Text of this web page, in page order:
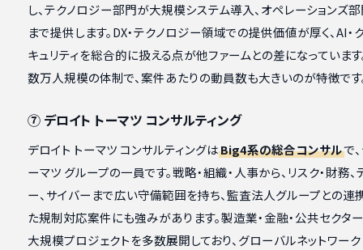
し、テクノロジー部門が大規模システム導入、オペレーションズ
まで提供します。DX・テクノロジー領域での提供価値が厚く、AI・
キュリティを総合的に扱える点が他ファームとの差になっていま
数万人規模の体制で、案件あたりの動員数も大きいのが特徴です
⑦ デロイト トーマツ コンサルティング
デロイト トーマツ コンサルティングはBig4系の総合コンサルで
ーマツ グループの一員です。戦略・組織・人事から、リスク・財務
ー、サイバーまで広い守備範囲を持ち、監査法人グループとの連
た規制対応案件にも強みがあります。製造業・金融・公共セクタ
大規模プロジェクトを多数展開しており、グローバルネットワー